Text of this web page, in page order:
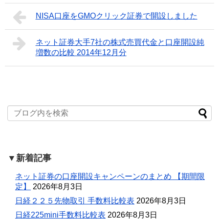
NISA口座をGMOクリック証券で開設しました
ネット証券大手7社の株式売買代金と口座開設純
増数の比較 2014年12月分
▼新着記事
ネット証券の口座開設キャンペーンのまとめ 【期間限
定】
2026年8月3日
日経２２５先物取引 手数料比較表 2026年8月3日
日経225mini手数料比較表 2026年8月3日